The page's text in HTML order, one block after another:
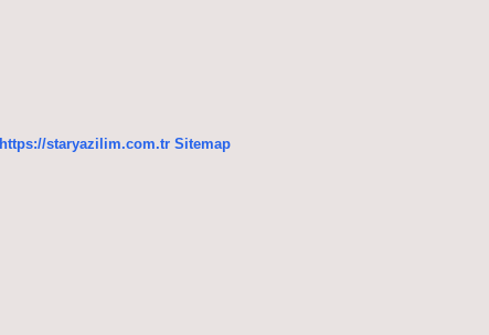
https://staryazilim.com.tr Sitemap